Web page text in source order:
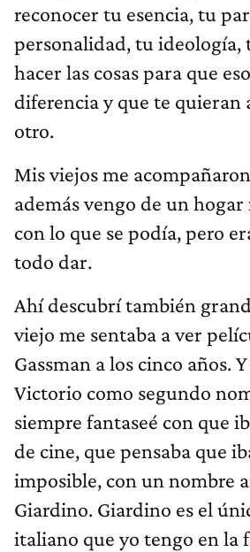
reconocer tu esencia, tu
personalidad, tu ideología,
hacer las cosas para que
diferencia y que te quieran
otro.
Mis viejos me
además vengo de un
con lo que se podía, pero
todo dar.
Ahí descubrí también
viejo me sentaba a ver
Gassman a los cinco años.
Victorio como segundo
siempre fantaseé con que
de cine, que pensaba que
imposible, con un nombre
Giardino. Giardino es el
italiano que yo tengo en la